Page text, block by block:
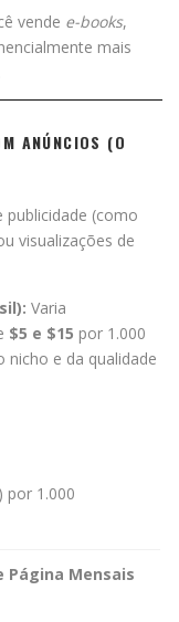
vende e-books,
mais
ANÚNCIOS (O
(como
visualizações de
Varia
$5 e $15 por 1.000
nicho e da qualidade
por 1.000
Página Mensais